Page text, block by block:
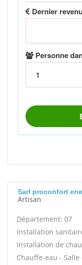
Sarl proconfort
Artisan
Département: 07
Installation
Installation de
Chauffe-eau -